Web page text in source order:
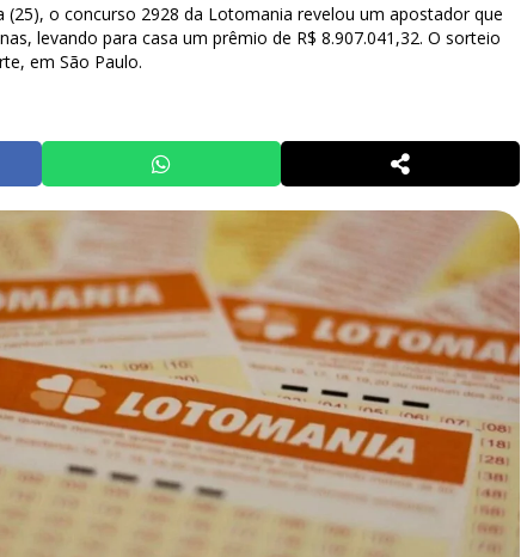
(25), o concurso 2928 da Lotomania revelou um apostador que
levando para casa um prêmio de R$ 8.907.041,32. O sorteio
em São Paulo.